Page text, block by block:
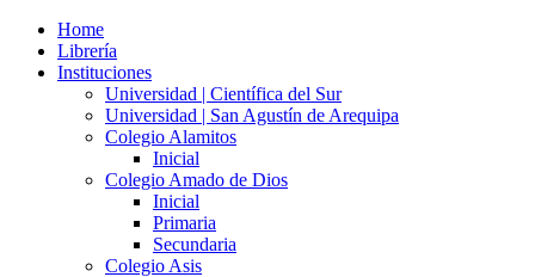
Home
Librería
Instituciones
Universidad | Científica del Sur
Universidad | San Agustín de Arequipa
Colegio Alamitos
Inicial
Colegio Amado de Dios
Inicial
Primaria
Secundaria
Colegio Asis